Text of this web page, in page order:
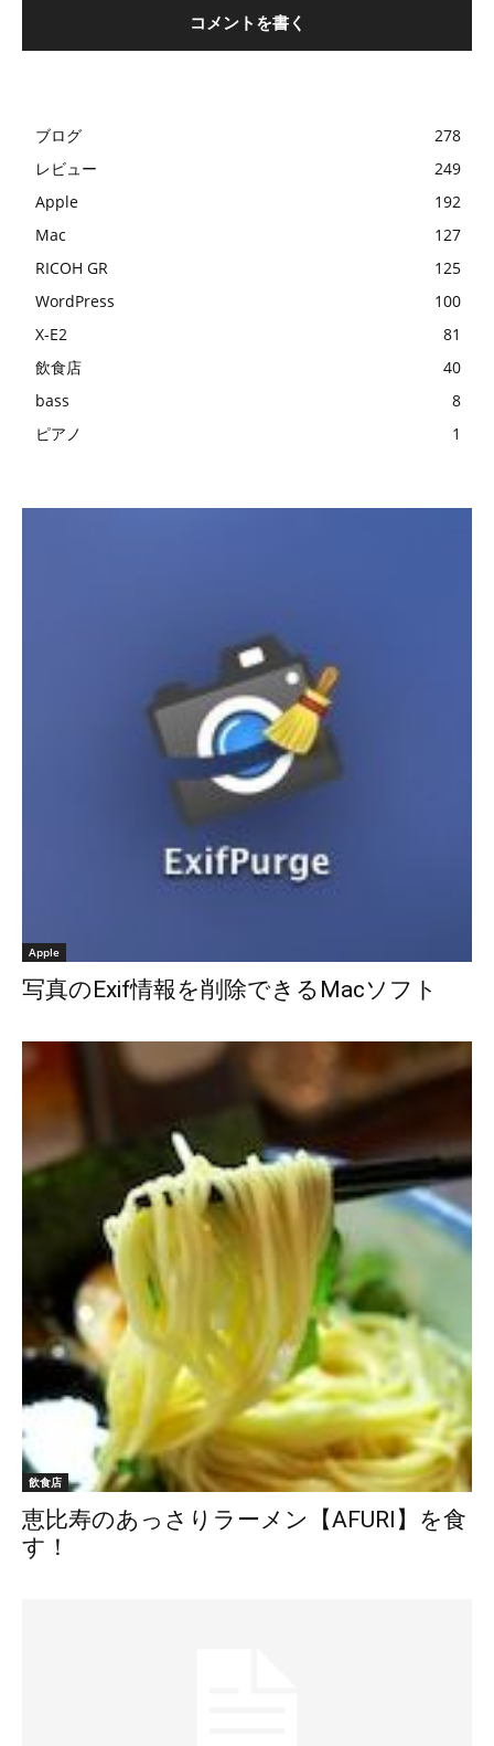
ブログ
278
レビュー
249
Apple
192
Mac
127
RICOH GR
125
WordPress
100
X-E2
81
飲食店
40
bass
8
ピアノ
1
Apple
写真のExif情報を削除できるMacソフト
飲食店
恵比寿のあっさりラーメン【AFURI】を食
す！